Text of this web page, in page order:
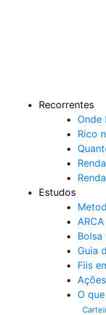
Recorrentes
Onde
Rico
Estudos
Guia
Fiis
O